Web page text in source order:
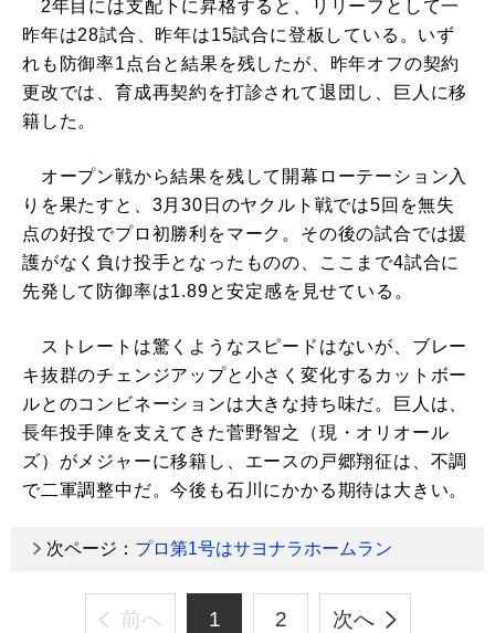
2年目には支配下に昇格すると、リリーフとして一
昨年は28試合、昨年は15試合に登板している。いず
れも防御率1点台と結果を残したが、昨年オフの契約
更改では、育成再契約を打診されて退団し、巨人に移
籍した。
オープン戦から結果を残して開幕ローテーション入
りを果たすと、3月30日のヤクルト戦では5回を無失
点の好投でプロ初勝利をマーク。その後の試合では援
護がなく負け投手となったものの、ここまで4試合に
先発して防御率は1.89と安定感を見せている。
ストレートは驚くようなスピードはないが、ブレー
キ抜群のチェンジアップと小さく変化するカットボー
ルとのコンビネーションは大きな持ち味だ。巨人は、
長年投手陣を支えてきた菅野智之（現・オリオール
ズ）がメジャーに移籍し、エースの戸郷翔征は、不調
で二軍調整中だ。今後も石川にかかる期待は大きい。
次ページ： プロ第1号はサヨナラホームラン
前へ 1 2 次へ